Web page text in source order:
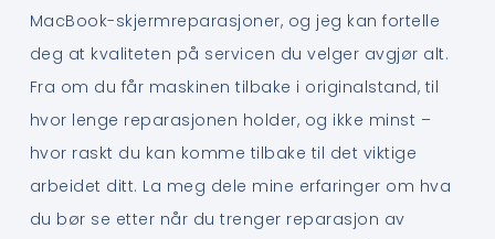
MacBook-skjermreparasjoner, og jeg kan fortelle
deg at kvaliteten på servicen du velger avgjør alt.
Fra om du får maskinen tilbake i originalstand, til
hvor lenge reparasjonen holder, og ikke minst –
hvor raskt du kan komme tilbake til det viktige
arbeidet ditt. La meg dele mine erfaringer om hva
du bør se etter når du trenger reparasjon av